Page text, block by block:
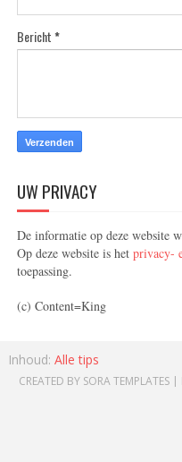
Bericht*
UW PRIVACY
De informatie op deze website
Op deze website is het privacy-
toepassing.
(c) Content=King
Inhoud: Alle tips
CREATED BY SORA TEMPLATES|